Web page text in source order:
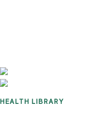
HEALTH LIBRARY